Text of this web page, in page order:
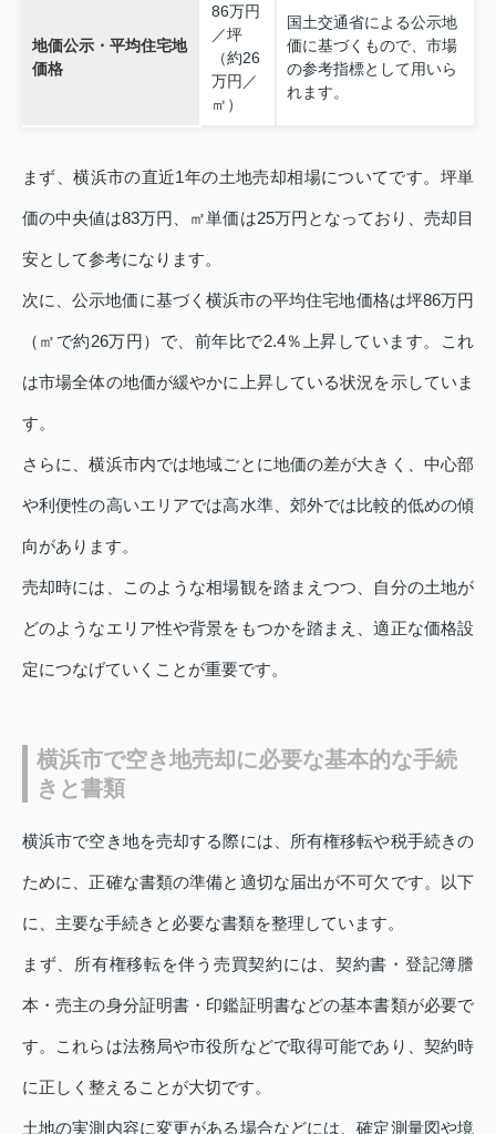
地価公示・平均住宅地
価格
86万円
／坪
（約26
万円／
㎡）
国土交通省による公示地
価に基づくもので、市場
の参考指標として用いら
れます。
まず、横浜市の直近1年の土地売却相場についてです。坪単
価の中央値は83万円、㎡単価は25万円となっており、売却目
安として参考になります。
次に、公示地価に基づく横浜市の平均住宅地価格は坪86万円
（㎡で約26万円）で、前年比で2.4％上昇しています。これ
は市場全体の地価が緩やかに上昇している状況を示していま
す。
さらに、横浜市内では地域ごとに地価の差が大きく、中心部
や利便性の高いエリアでは高水準、郊外では比較的低めの傾
向があります。
売却時には、このような相場観を踏まえつつ、自分の土地が
どのようなエリア性や背景をもつかを踏まえ、適正な価格設
定につなげていくことが重要です。
横浜市で空き地売却に必要な基本的な手続
きと書類
横浜市で空き地を売却する際には、所有権移転や税手続きの
ために、正確な書類の準備と適切な届出が不可欠です。以下
に、主要な手続きと必要な書類を整理しています。
まず、所有権移転を伴う売買契約には、契約書・登記簿謄
本・売主の身分証明書・印鑑証明書などの基本書類が必要で
す。これらは法務局や市役所などで取得可能であり、契約時
に正しく整えることが大切です。
土地の実測内容に変更がある場合などには、確定測量図や境